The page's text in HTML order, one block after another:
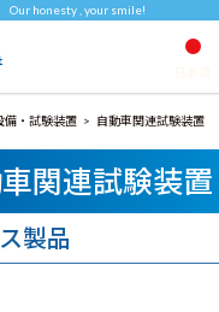
Our honesty , your smile!
備・試験装置 自動車関連試験装置
関連試験装置
製品